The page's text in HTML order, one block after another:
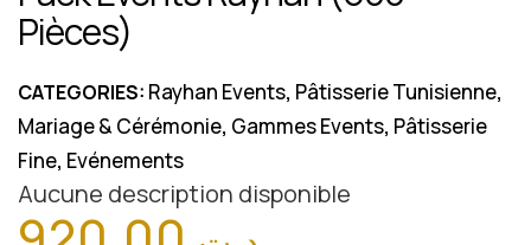
Pièces)
CATEGORIES: Rayhan Events, Pâtisserie Tunisienne,
Mariage & Cérémonie, Gammes Events, Pâtisserie
Fine, Evénements
Aucune description disponible